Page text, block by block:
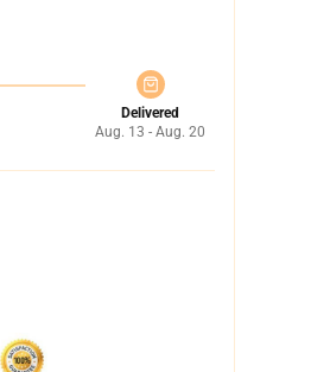
Delivered
Aug. 13 - Aug. 20